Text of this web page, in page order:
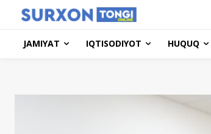
JAMIYAT IQTISODIYOT HUQUQ